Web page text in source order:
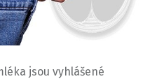
jsou vyhlášené